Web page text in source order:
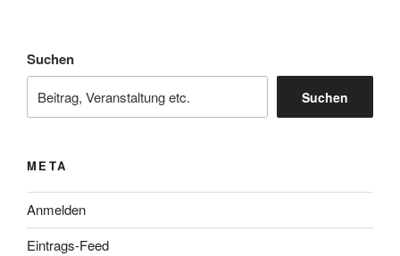
Suchen
Suchen
META
Anmelden
Eintrags-Feed